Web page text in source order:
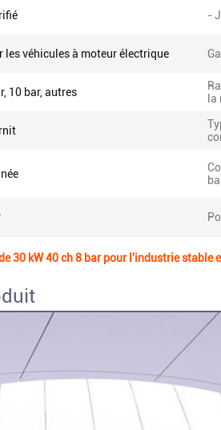
-
les véhicules à moteur électrique
10 bar, autres
la
30 kW 40 ch 8 bar pour l'industrie stable